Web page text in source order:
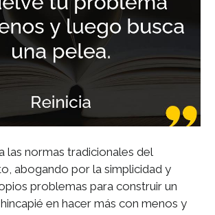
las normas tradicionales del
abogando por la simplicidad y
problemas para construir un
en hacer más con menos y